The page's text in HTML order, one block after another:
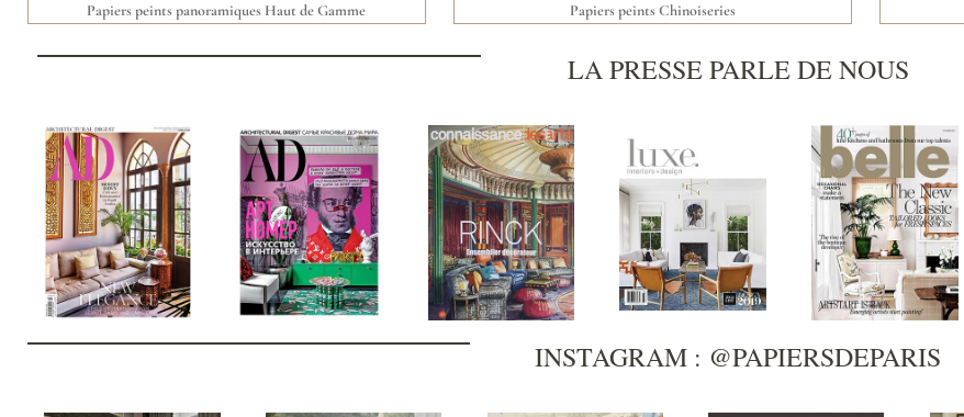
Papiers peints panoramiques Haut de Gamme Papiers peints Chinoiseries
LA PRESSE PARLE DE NOUS
INSTAGRAM : @PAPIERSDEPARIS